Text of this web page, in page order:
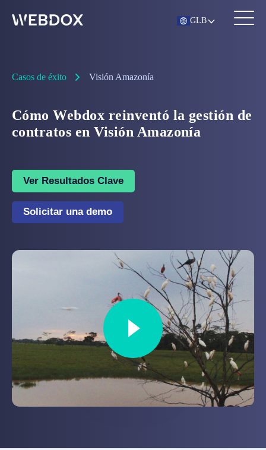
GLB
Casos de éxito Visión Amazonía
Cómo Webdox reinventó la gestión de
contratos en Visión Amazonía
Ver Resultados Clave
Solicitar una demo